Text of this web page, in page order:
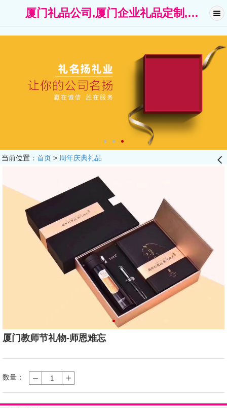
厦门礼品公司,厦门企业礼品定制,广告礼品-厦门礼名扬礼品公司
当前位置： 首页> 周年庆典礼品 󰊒
厦门教师节礼物-师恩难忘
数量：